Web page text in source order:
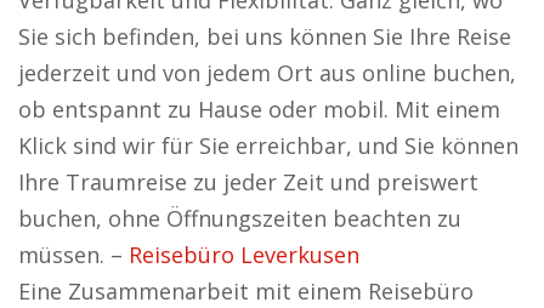
Sie sich befinden, bei uns können Sie Ihre Reise
jederzeit und von jedem Ort aus online buchen,
ob entspannt zu Hause oder mobil. Mit einem
Klick sind wir für Sie erreichbar, und Sie können
Ihre Traumreise zu jeder Zeit und preiswert
buchen, ohne Öffnungszeiten beachten zu
müssen. – Reisebüro Leverkusen
Eine Zusammenarbeit mit einem Reisebüro